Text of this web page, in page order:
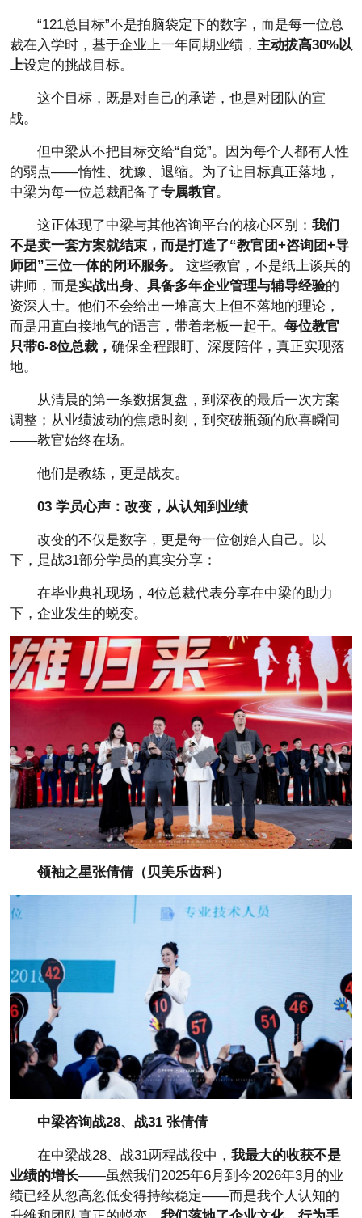
“121总目标”不是拍脑袋定下的数字，而是每一位总
裁在入学时，基于企业上一年同期业绩， 主动拔高30%以
上设定的挑战目标。
这个目标，既是对自己的承诺，也是对团队的宣
战。
但中梁从不把目标交给“自觉”。因为每个人都有人性
的弱点——惰性、犹豫、退缩。为了让目标真正落地，
中梁为每一位总裁配备了专属教官。
这正体现了中梁与其他咨询平台的核心区别： 我们
不是卖一套方案就结束，而是打造了“教官团+咨询团+导
师团”三位一体的闭环服务。
这些教官，不是纸上谈兵的
讲师，而是实战出身、具备多年企业管理与辅导经验的
资深人士。他们不会给出一堆高大上但不落地的理论，
而是用直白接地气的语言，带着老板一起干。 每位教官
只带6-8位总裁， 确保全程跟盯、深度陪伴，真正实现落
地。
从清晨的第一条数据复盘，到深夜的最后一次方案
调整；从业绩波动的焦虑时刻，到突破瓶颈的欣喜瞬间
——教官始终在场。
他们是教练，更是战友。
03 学员心声：改变，从认知到业绩
改变的不仅是数字，更是每一位创始人自己。以
下，是战31部分学员的真实分享：
在毕业典礼现场，4位总裁代表分享在中梁的助力
下，企业发生的蜕变。
领袖之星张倩倩（贝美乐齿科）
中梁咨询战28、战31 张倩倩
在中梁战28、战31两程战役中， 我最大的收获不是
业绩的增长——虽然我们2025年6月到今2026年3月的业
绩已经从忽高忽低变得持续稳定——而是我个人认知的